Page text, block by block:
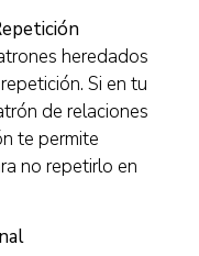
heredados
Si en tu
de relaciones
te permite
no repetirlo en